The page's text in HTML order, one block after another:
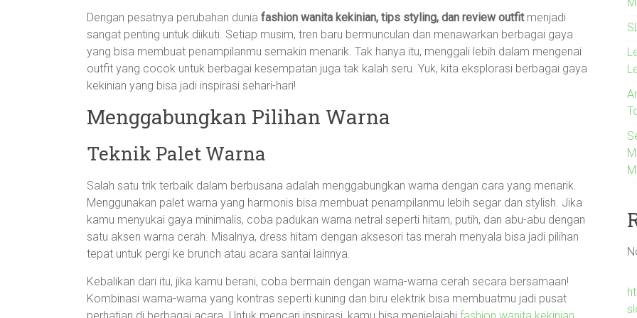
Dengan pesatnya perubahan dunia fashion wanita kekinian, tips styling, dan review outfitmenjadi
sangat penting untuk diikuti. Setiap musim, tren baru bermunculan dan menawarkan berbagai gaya
yang bisa membuat penampilanmu semakin menarik. Tak hanya itu, menggali lebih dalam mengenai
outfit yang cocok untuk berbagai kesempatan juga tak kalah seru. Yuk, kita eksplorasi berbagai gaya
kekinian yang bisa jadi inspirasi sehari-hari!
Menggabungkan Pilihan Warna
Teknik Palet Warna
Salah satu trik terbaik dalam berbusana adalah menggabungkan warna dengan cara yang menarik.
Menggunakan palet warna yang harmonis bisa membuat penampilanmu lebih segar dan stylish. Jika
kamu menyukai gaya minimalis, coba padukan warna netral seperti hitam, putih, dan abu-abu dengan
satu aksen warna cerah. Misalnya, dress hitam dengan aksesori tas merah menyala bisa jadi pilihan
tepat untuk pergi ke brunch atau acara santai lainnya.
Kebalikan dari itu, jika kamu berani, coba bermain dengan warna-warna cerah secara bersamaan!
Kombinasi warna-warna yang kontras seperti kuning dan biru elektrik bisa membuatmu jadi pusat